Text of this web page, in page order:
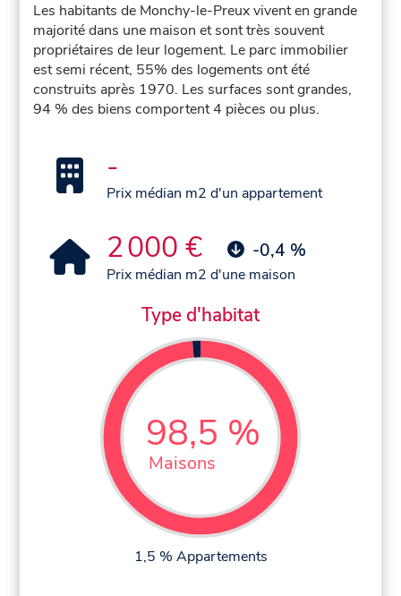
Les habitants de Monchy-le-Preux vivent en grande
majorité dans une maison et sont très souvent
propriétaires de leur logement. Le parc immobilier
est semi récent, 55% des logements ont été
construits après 1970. Les surfaces sont grandes,
94 % des biens comportent 4 pièces ou plus.
-
Prix médian m2 d'un appartement
2 000 € -0,4 %
Prix médian m2 d'une maison
Type d'habitat
98,5 %
Maisons
1,5 % Appartements